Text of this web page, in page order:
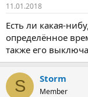
11.01.2018
Есть ли какая-
определённое
также его
S Storm
Member